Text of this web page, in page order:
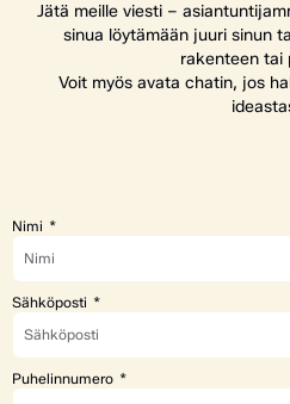
Jätä meille viesti –
sinua löytämään juuri sinun
rakenteen tai
Voit myös avata chatin, jos
Nimi
Sähköposti
Puhelinnumero